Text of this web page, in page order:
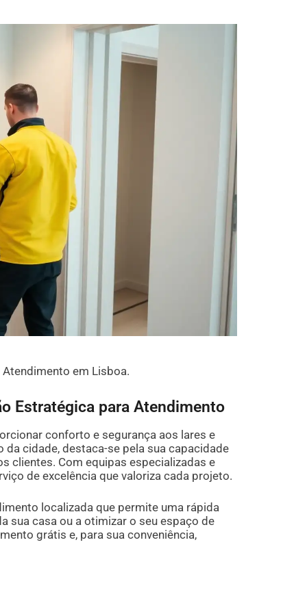
em Lisboa.
Estratégica para Atendimento
conforto e segurança aos lares e
cidade, destaca-se pela sua capacidade
clientes. Com equipas especializadas e
de excelência que valoriza cada projeto.
localizada que permite uma rápida
sua casa ou a otimizar o seu espaço de
grátis e, para sua conveniência,